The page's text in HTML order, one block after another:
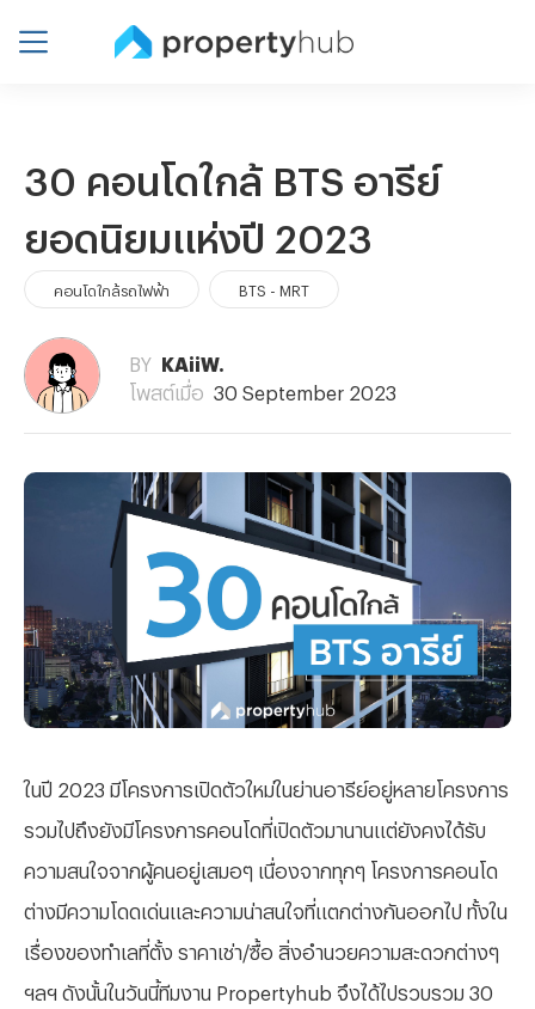
30 คอนโดใกล้ BTS อารีย์
ยอดนิยมแห่งปี 2023
คอนโดใกล้รถไฟฟ้า BTS - MRT
BY
KAiiW.
โพสต์เมื่อ
30 September 2023
ในปี 2023 มีโครงการเปิดตัวใหม่ในย่านอารีย์อยู่หลายโครงการ
รวมไปถึงยังมีโครงการคอนโดที่เปิดตัวมานานแต่ยังคงได้รับ
ความสนใจจากผู้คนอยู่เสมอๆ เนื่องจากทุกๆ โครงการคอนโด
ต่างมีความโดดเด่นและความน่าสนใจที่แตกต่างกันออกไป ทั้งใน
เรื่องของทำเลที่ตั้ง ราคาเช่า/ซื้อ สิ่งอำนวยความสะดวกต่างๆ
ฯลฯ ดังนั้นในวันนี้ทีมงาน Propertyhub จึงได้ไปรวบรวม 30